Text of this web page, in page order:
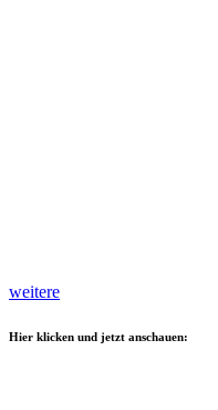
weitere
Hier klicken und jetzt anschauen: